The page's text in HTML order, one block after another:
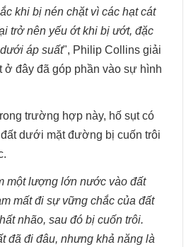
khi bị nén chặt vì các hạt cát
trở nên yếu ớt khi bị ướt, đặc
áp suất", Philip Collins giải
ở đây đã góp phần vào sự hình
trường hợp này, hố sụt có
dưới mặt đường bị cuốn trôi
một lượng lớn nước vào đất
mất đi sự vững chắc của đất
nhão, sau đó bị cuốn trôi.
đã đi đâu, nhưng khả năng là